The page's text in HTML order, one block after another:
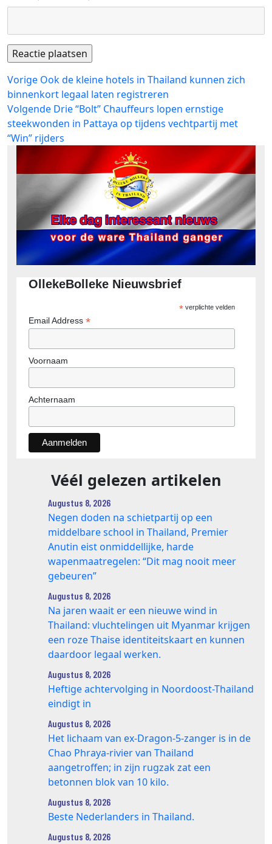
Bericht
navigatie
Vorige Vorig
bericht:
Ook de kleine hotels in Thailand kunnen zich
binnenkort legaal laten registreren
Volgende Volgend
bericht:
Drie “Bolt” Chauffeurs lopen ernstige
steekwonden in Pattaya op tijdens vechtpartij met
“Win” rijders
OllekeBolleke Nieuwsbrief
*verplichte velden
Email Address *
Voornaam
Achternaam
Véél gelezen artikelen
Augustus 8, 2026
Negen doden na schietpartij op een
middelbare school in Thailand, Premier
Anutin eist onmiddellijke, harde
wapenmaatregelen: “Dit mag nooit meer
gebeuren”
Augustus 8, 2026
Na jaren waait er een nieuwe wind in
Thailand: vluchtelingen uit Myanmar krijgen
een roze Thaise identiteitskaart en kunnen
daardoor legaal werken.
Augustus 8, 2026
Heftige achtervolging in Noordoost-Thailand
eindigt in
Augustus 8, 2026
Het lichaam van ex-Dragon‑5‑zanger is in de
Chao Phraya‑rivier van Thailand
aangetroffen; in zijn rugzak zat een
betonnen blok van 10 kilo.
Augustus 8, 2026
Beste Nederlanders in Thailand.
Augustus 8, 2026